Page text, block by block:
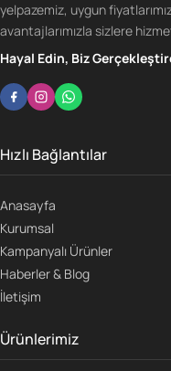
yelpazemiz, uygun
avantajlarımızla sizlere
Hayal Edin, Biz
Hızlı Bağlantılar
Anasayfa
Kurumsal
Kampanyalı Ürünler
Haberler & Blog
İletişim
Ürünlerimiz